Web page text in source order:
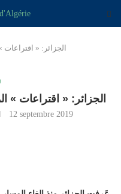
الجزائر: «
الجزائر: « اقتراعات »
12 septembre 2019